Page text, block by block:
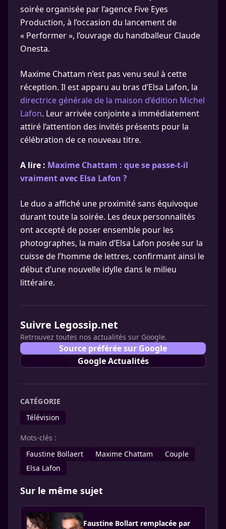
soirée organisée par l’agence Five Eyes
Production, à l’occasion du lancement de
« Performer », l’ouvrage du handballeur Claude
Onesta.
Maxime Chattam n’est pas venu seul à cette
réception. Il est apparu au bras d’Elsa Lafon, la
directrice générale de la maison d’édition Michel
Lafon. Leur arrivée conjointe a immédiatement
attiré l’attention des invités présents pour la
célébration de ce nouveau titre.
A lire : Maxime Chattam : que se passe-t-il
vraiment avec Elsa Lafon ?
Le duo a affiché une proximité sans équivoque
durant toute la soirée. Les deux personnalités
ont accepté de poser ensemble pour les
photographes, la main d’Elsa Lafon posée sur la
cuisse de l’homme de lettres, confirmant ainsi le
début d’une nouvelle idylle dans le milieu
littéraire.
Suivre Legossip.net
Retrouvez toutes nos actualités sur Google.
Source préférée sur Google
Google Actualités
CATÉGORIE
Télévision
Mots-clés :
Faustine Bollaert
Maxime Chattam
Couple
Elsa Lafon
Sur le même sujet
Faustine Bollart remplacée par